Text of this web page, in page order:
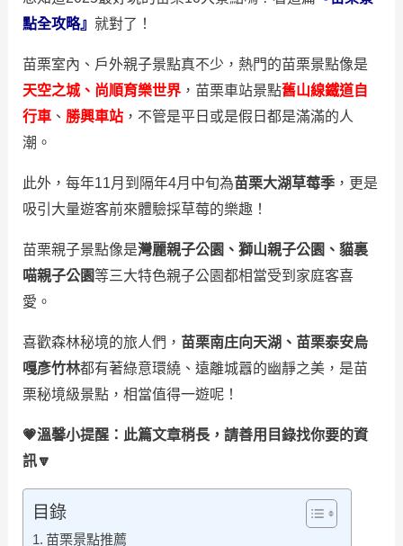
點全攻略』 就對了！
苗栗室內、戶外親子景點真不少，熱門的苗栗景點像是
天空之城、尚順育樂世界，苗栗車站景點舊山線鐵道自
行車、 勝興車站，不管是平日或是假日都是滿滿的人
潮。
此外，每年11月到隔年4月中旬為苗栗大湖草莓季，更是
吸引大量遊客前來體驗採草莓的樂趣！
苗栗親子景點像是灣麗親子公園、獅山親子公園、貓裏
喵親子公園等三大特色親子公園都相當受到家庭客喜
愛。
喜歡森林秘境的旅人們， 苗栗南庄向天湖、苗栗泰安烏
嘎彥竹林都有著綠意環繞、遠離城囂的幽靜之美，是苗
栗秘境級景點，相當值得一遊呢！
💗溫馨小提醒：此篇文章稍長，請善用目錄找你要的資
訊🔽
目錄
苗栗景點推薦